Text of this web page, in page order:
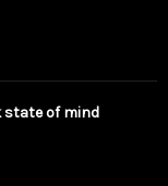
state of mind